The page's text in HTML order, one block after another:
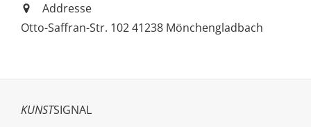
Addresse
Otto-Saffran-Str. 102 41238 Mönchengladbach
KUNSTSIGNAL